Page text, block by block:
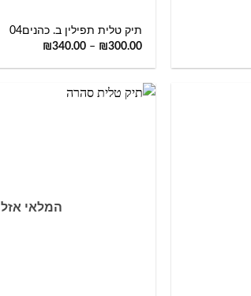
תיק טלית תפילין ב. כהנים04
₪300.00
–
₪340.00
המלאי אזל